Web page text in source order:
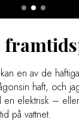
en av de
haft, och
en elektrisk –
på vattnet.